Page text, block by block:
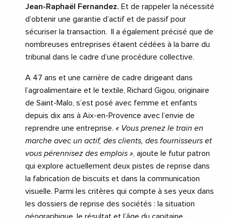
Jean-Raphaël Fernandez. Et de rappeler la nécessité
d’obtenir une garantie d’actif et de passif pour
sécuriser la transaction. Il a également précisé que de
nombreuses entreprises étaient cédées à la barre du
tribunal dans le cadre d’une procédure collective.
A 47 ans et une carrière de cadre dirigeant dans
l’agroalimentaire et le textile, Richard Gigou, originaire
de Saint-Malo, s’est posé avec femme et enfants
depuis dix ans à Aix-en-Provence avec l’envie de
reprendre une entreprise. « Vous prenez le train en
marche avec un actif, des clients, des fournisseurs et
vous pérennisez des emplois », ajoute le futur patron
qui explore actuellement deux pistes de reprise dans
la fabrication de biscuits et dans la communication
visuelle. Parmi les critères qui compte à ses yeux dans
les dossiers de reprise des sociétés : la situation